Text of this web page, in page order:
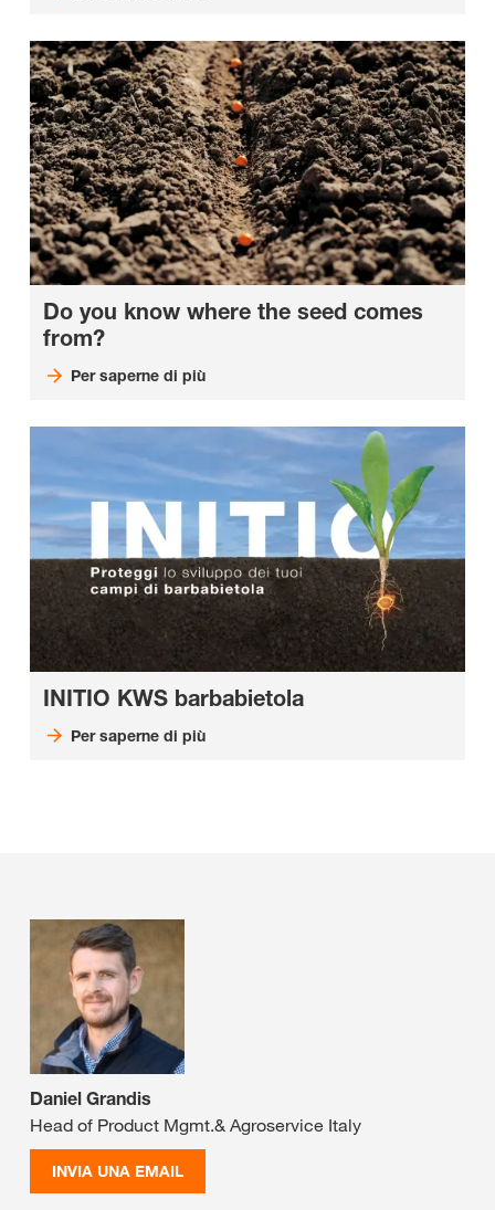
Do you know where the seed comes
from?
Per saperne di più
INITIO KWS barbabietola
Per saperne di più
Daniel Grandis
Head of Product Mgmt.& Agroservice Italy
INVIA UNA EMAIL